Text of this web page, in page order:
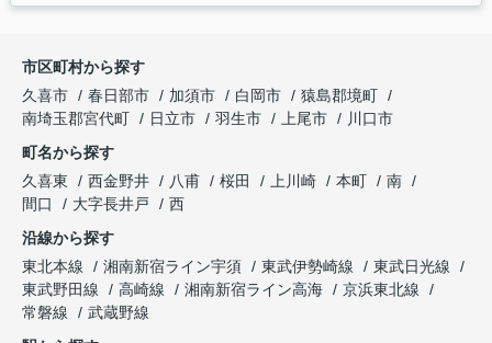
市区町村から探す
久喜市
春日部市 加須市 白岡市
猿島郡境町
南埼玉郡宮代町
日立市 羽生市 上尾市
川口市
町名から探す
久喜東
西金野井 八甫 桜田 上川崎 本町
南
間口
大字長井戸
西
沿線から探す
東北本線
湘南新宿ライン宇須 東武伊勢崎線
東武日光線
東武野田線
高崎線 湘南新宿ライン高海
京浜東北線
常磐線
武蔵野線